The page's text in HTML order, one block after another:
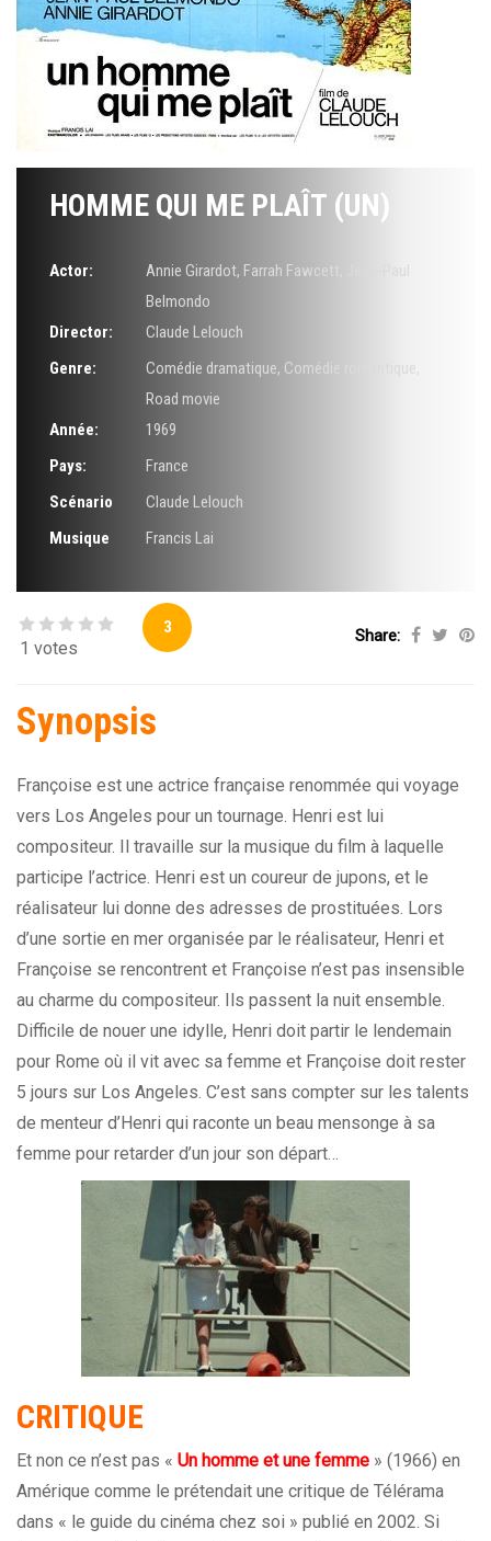
HOMME QUI ME PLAÎT (UN)
Actor: Annie Girardot, Farrah Fawcett
Belmondo
Director:
Claude Lelouch
Genre:
Comédie dramatique, Comédie romantique
Road movie
Année:
1969
Pays:
France
Scénario
Claude Lelouch
Musique
Francis Lai
1 votes
3 Share:
Synopsis
Françoise est une actrice française renommée qui voyage
vers Los Angeles pour un tournage. Henri est lui
compositeur. Il travaille sur la musique du film à laquelle
participe l’actrice. Henri est un coureur de jupons, et le
réalisateur lui donne des adresses de prostituées. Lors
d’une sortie en mer organisée par le réalisateur, Henri et
Françoise se rencontrent et Françoise n’est pas insensible
au charme du compositeur. Ils passent la nuit ensemble.
Difficile de nouer une idylle, Henri doit partir le lendemain
pour Rome où il vit avec sa femme et Françoise doit rester
5 jours sur Los Angeles. C’est sans compter sur les talents
de menteur d’Henri qui raconte un beau mensonge à sa
femme pour retarder d’un jour son départ…
CRITIQUE
Et non ce n’est pas « Un homme et une femme » (1966) en
Amérique comme le prétendait une critique de Télérama
dans « le guide du cinéma chez soi » publié en 2002. Si